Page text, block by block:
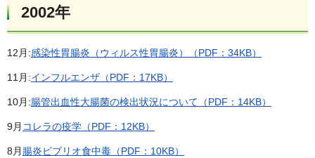
2002年
12月:感染性胃腸炎（ウィルス性胃腸炎）（PDF：34KB）
11月:インフルエンザ（PDF：17KB）
10月:腸管出血性大腸菌の検出状況について（PDF：14KB）
9月 コレラの疫学（PDF：12KB）
8月 腸炎ビブリオ食中毒（PDF：10KB）